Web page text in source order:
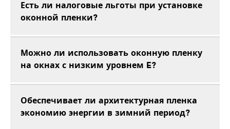
Есть ли налоговые льготы при установке
оконной пленки?
Можно ли использовать оконную пленку
на окнах с низким уровнем E?
Обеспечивает ли архитектурная пленка
экономию энергии в зимний период?